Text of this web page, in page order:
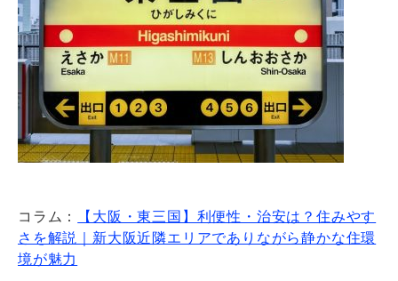
コラム：
【大阪・東三国】利便性・治安は？住みやす
さを解説｜新大阪近隣エリアでありながら静かな住環
境が魅力